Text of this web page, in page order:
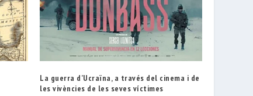
La guerra d’Ucraïna, a través del cinema i de
les vivències de les seves víctimes